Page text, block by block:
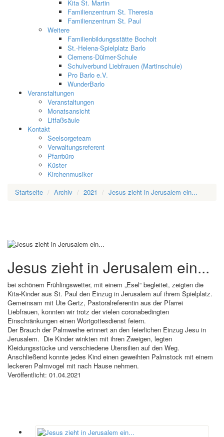
Kita St. Martin
Familienzentrum St. Theresia
Familienzentrum St. Paul
Weitere
Familienbildungsstätte Bocholt
St.-Helena-Spielplatz Barlo
Clemens-Dülmer-Schule
Schulverbund Liebfrauen (Martinschule)
Pro Barlo e.V.
WunderBarlo
Veranstaltungen
Veranstaltungen
Monatsansicht
Litfaßsäule
Kontakt
Seelsorgeteam
Verwaltungsreferent
Pfarrbüro
Küster
Kirchenmusiker
Startseite
Archiv 2021 Jesus zieht in Jerusalem ein...
Jesus zieht in Jerusalem ein...
bei schönem Frühlingswetter, mit einem „Esel“ begleitet, zeigten die
Kita-Kinder aus St. Paul den Einzug in Jerusalem auf ihrem Spielplatz.
Gemeinsam mit Ute Gertz, Pastoralreferentin aus der Pfarrei
Liebfrauen, konnten wir trotz der vielen coronabedingten
Einschränkungen einen Wortgottesdienst feiern.
Der Brauch der Palmweihe erinnert an den feierlichen Einzug Jesu in
Jerusalem. Die Kinder winkten mit ihren Zweigen, legten
Kleidungsstücke und verschiedene Utensilien auf den Weg.
Anschließend konnte jedes Kind einen geweihten Palmstock mit einem
leckeren Palmvogel mit nach Hause nehmen.
Veröffentlicht: 01.04.2021